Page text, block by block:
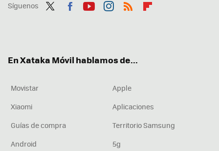
Síguenos
En Xataka Móvil hablamos de...
Movistar
Apple
Xiaomi
Aplicaciones
Guías de compra
Territorio Samsung
Android
5g